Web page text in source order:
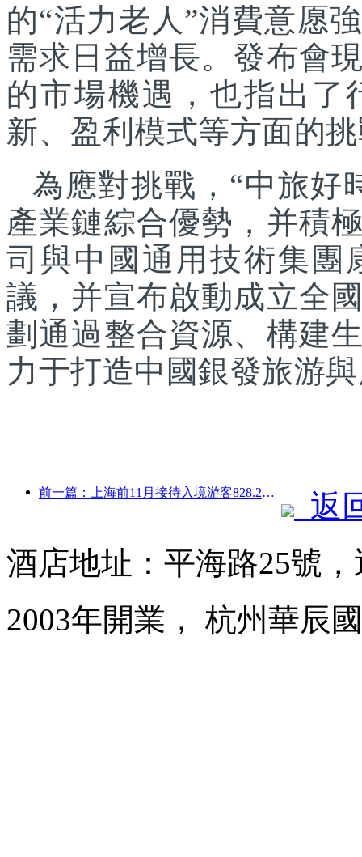
的“活力老人”消費意愿
需求日益增長。發布會
的市場機遇，也指出了
新、盈利模式等方面的
為應對挑戰，“中旅好
產業鏈綜合優勢，并積
司與中國通用技術集團
議，并宣布啟動成立全
劃通過整合資源、構建
力于打造中國銀發旅游
前一篇：上海前11月接待入境游客828.2萬人次，超越年初預期
返
酒店地址：平海路25號
2003年開業， 杭州華